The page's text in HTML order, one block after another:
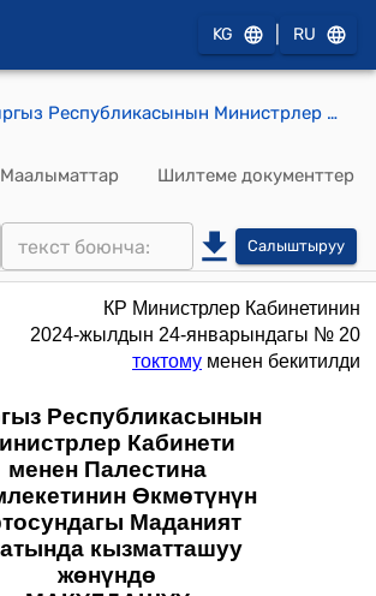
KG RU
Кыргыз Республикасынын Министрлер Кабинети менен Палестина Мамлекетинин Өкмөтүнүн ортосундагы Маданият жаатында кызматташуу жөнүндө МАКУЛДАШУУ
Маалыматтар Шилтеме документтер
Салыштыруу